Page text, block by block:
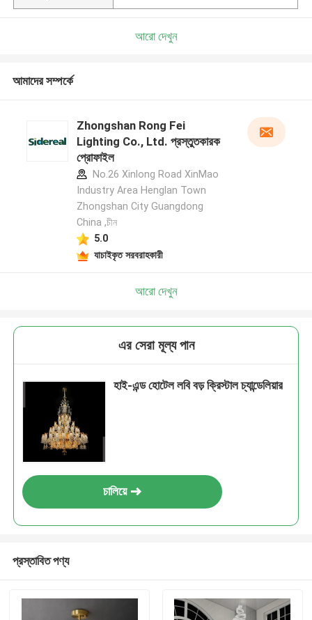
আরো দেখুন
আমাদের সম্পর্কে
Zhongshan Rong Fei
Lighting Co., Ltd. প্রস্তুতকারক
প্রোফাইল
No.26 Xinlong Road XinMao
Industry Area Henglan Town
Zhongshan City Guangdong
China ,চীন
5.0
যাচাইকৃত সরবরাহকারী
আরো দেখুন
এর সেরা মূল্য পান
হাই-এন্ড হোটেল লবি বড় ক্রিস্টাল চ্যান্ডেলিয়ার
চালিয়ে
প্রস্তাবিত পণ্য